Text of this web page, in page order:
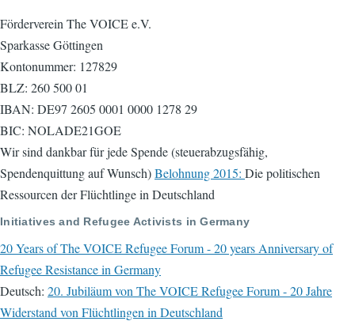
Förderverein The VOICE e.V.
Sparkasse Göttingen
Kontonummer: 127829
BLZ: 260 500 01
IBAN: DE97 2605 0001 0000 1278 29
BIC: NOLADE21GOE
Wir sind dankbar für jede Spende (steuerabzugsfähig,
Spendenquittung auf Wunsch)Belohnung 2015: Die politischen
Ressourcen der Flüchtlinge in Deutschland
Initiatives and Refugee Activists in Germany
20 Years of The VOICE Refugee Forum - 20 years Anniversary of
Refugee Resistance in Germany
Deutsch: 20. Jubiläum von The VOICE Refugee Forum - 20 Jahre
Widerstand von Flüchtlingen in Deutschland